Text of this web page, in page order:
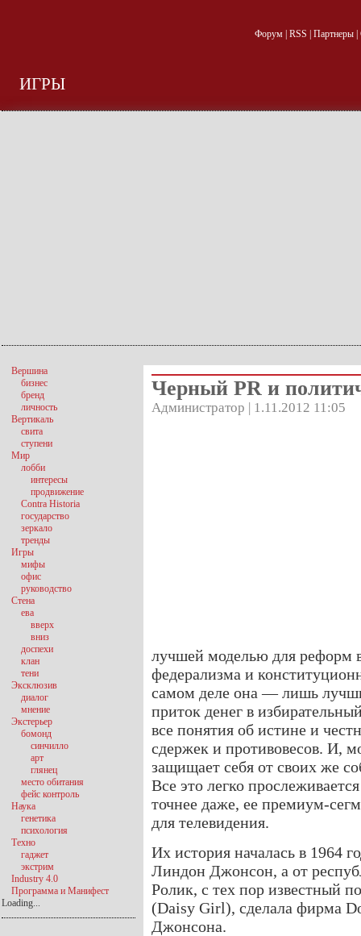
Форум| RSS Партнеры|
ИГРЫ
Черный PR и
Администратор | 1.11.2012 11:05
лучшей моделью для реформ
федерализма и
самом деле она — лишь
приток денег в
все понятия об истине и
сдержек и противовесов. И,
защищает себя от своих же
Все это легко
точнее даже, ее премиум-
для телевидения.
Их история началась в 1964
Линдон Джонсон, а от
Ролик, с тех пор известный
(Daisy Girl), сделала фирма
Джонсона.
Вершина
бизнес
бренд
личность
Вертикаль
свита
ступени
Мир
лобби
интересы
продвижение
Contra Historia
государство
зеркало
тренды
Игры
мифы
офис
руководство
Стена
ева
вверх
вниз
доспехи
клан
тени
Эксклюзив
диалог
мнение
Экстерьер
бомонд
синчилло
арт
глянец
место обитания
фейс контроль
Наука
генетика
психология
Техно
гаджет
экстрим
Industry 4.0
Программа и Манифест
Loading...